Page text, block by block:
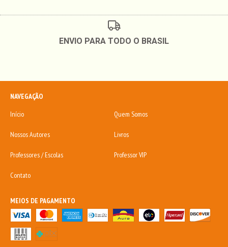
ENVIO PARA TODO O BRASIL
NAVEGAÇÃO
Início
Quem Somos
Nossos Autores Livros
Professores / Escolas Professor VIP
Contato
MEIOS DE PAGAMENTO